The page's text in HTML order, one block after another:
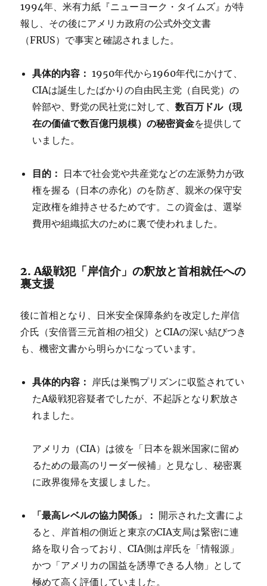
1994年、米有力紙『ニューヨーク・タイムズ』が特
報し、その後にアメリカ政府の公式外交文書
（FRUS）で事実と確認されました。
具体的内容： 1950年代から1960年代にかけて、
CIAは誕生したばかりの自由民主党（自民党）の
幹部や、野党の民社党に対して、数百万ドル（現
在の価値で数百億円規模）の秘密資金を提供して
いました。
目的： 日本で社会党や共産党などの左派勢力が政
権を握る（日本の赤化）のを防ぎ、親米の保守安
定政権を維持させるためです。この資金は、選挙
費用や組織拡大のために裏で使われました。
2. A級戦犯「岸信介」の釈放と首相就任への
裏支援
後に首相となり、日米安全保障条約を改定した岸信
介氏（安倍晋三元首相の祖父）とCIAの深い結びつき
も、機密文書から明らかになっています。
具体的内容： 岸氏は巣鴨プリズンに収監されてい
たA級戦犯容疑者でしたが、不起訴となり釈放さ
れました。
アメリカ（CIA）は彼を「日本を親米国家に留め
るための最高のリーダー候補」と見なし、秘密裏
に政界復帰を支援しました。
「最高レベルの協力関係」： 開示された文書によ
ると、岸首相の側近と東京のCIA支局は緊密に連
絡を取り合っており、CIA側は岸氏を「情報源」
かつ「アメリカの国益を誘導できる人物」として
極めて高く評価していました。